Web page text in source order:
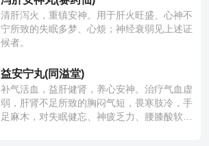
清肝泻火，重镇安神。用于肝火旺盛、心神不
宁所致的失眠多梦、心烦；神经衰弱见上述证
候者。
益安宁丸(同溢堂)
补气活血，益肝健肾，养心安神。治疗气血虚
弱，肝肾不足所致的胸闷气短，畏寒肢冷，手
足麻木，对失眠健忘、神疲乏力、腰膝酸软也